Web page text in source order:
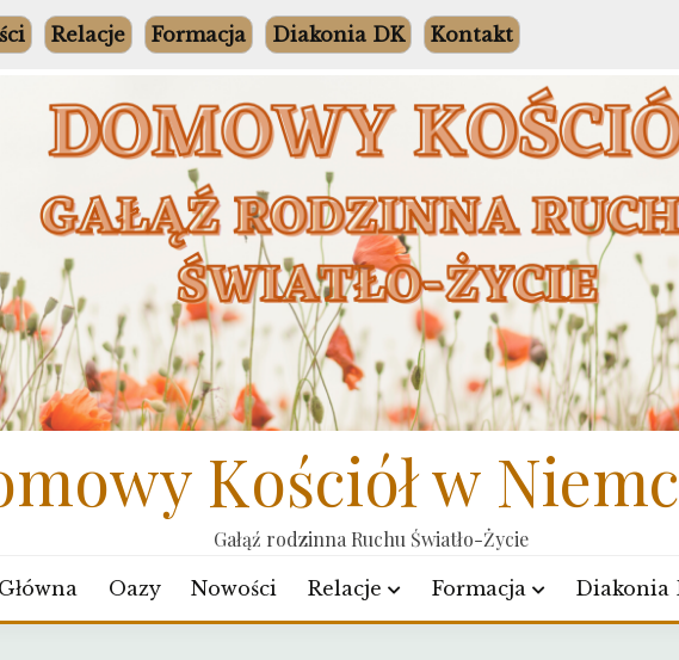
Relacje Formacja Diakonia DK Kontakt
Kościół w
Gałąź rodzinna Ruchu Światło-Życie
Oazy Nowości Relacje Formacja Diakonia